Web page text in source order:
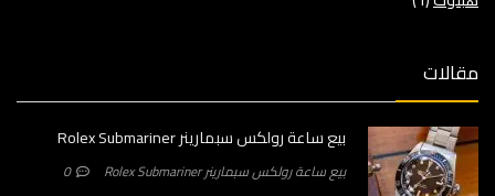
مقالات
بيع ساعة رولكس سبمارينر Rolex Submariner
بيع ساعة رولكس سبمارينر Rolex Submariner 0